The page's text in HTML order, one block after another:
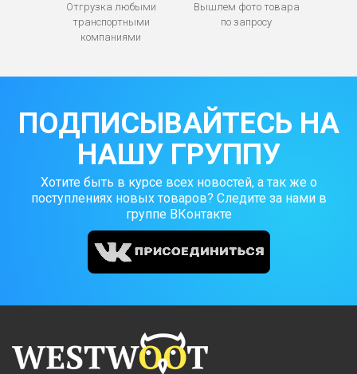
Отгрузка любыми
транспортными
компаниями
Вышлем фото товара
по запросу
ПОДПИСЫВАЙТЕСЬ НА
НАШУ ГРУППУ
Хотите быть в курсе всех новостей, а так же о
поступлениях новых товаров? Следите за нами в
группе ВКонтакте